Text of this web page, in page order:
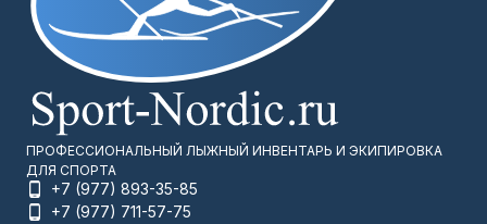
ПРОФЕССИОНАЛЬНЫЙ ЛЫЖНЫЙ ИНВЕНТАРЬ И ЭКИПИРОВКА
ДЛЯ СПОРТА
+7 (977) 893-35-85
+7 (977) 711-57-75